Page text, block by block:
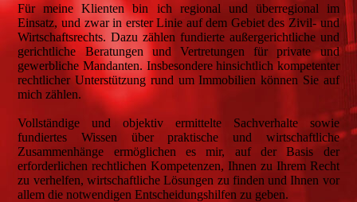
Für meine Klienten bin ich regional und überregional im
Einsatz, und zwar in erster Linie auf dem Gebiet des Zivil- und
Wirtschaftsrechts. Dazu zählen fundierte außergerichtliche und
gerichtliche Beratungen und Vertretungen für private und
gewerbliche Mandanten. Insbesondere hinsichtlich kompetenter
rechtlicher Unterstützung rund um Immobilien können Sie auf
mich zählen.
Vollständige und objektiv ermittelte Sachverhalte sowie
fundiertes Wissen über praktische und wirtschaftliche
Zusammenhänge ermöglichen es mir, auf der Basis der
erforderlichen rechtlichen Kompetenzen, Ihnen zu Ihrem Recht
zu verhelfen, wirtschaftliche Lösungen zu finden und Ihnen vor
allem die notwendigen Entscheidungshilfen zu geben.